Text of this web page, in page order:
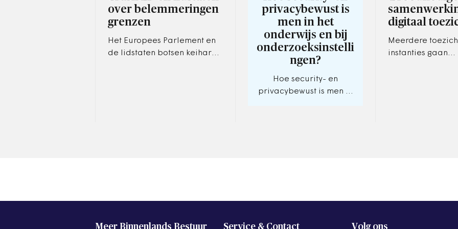
over belemmeringen
grenzen
Het Europees Parlement en
de lidstaten botsen keihard
privacybewust is
men in het
onderwijs en bij
onderzoeksinstelli
ngen?
Hoe security- en
privacybewust is men in
digitaal
Meerdere
instanties gaan
Meer Binnenlands Bestuur Service & Contact Volg ons